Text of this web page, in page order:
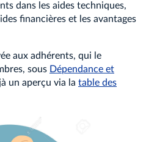
dans les aides techniques,
financières et les avantages
aux adhérents, qui le
sous Dépendance et
un aperçu via la table des